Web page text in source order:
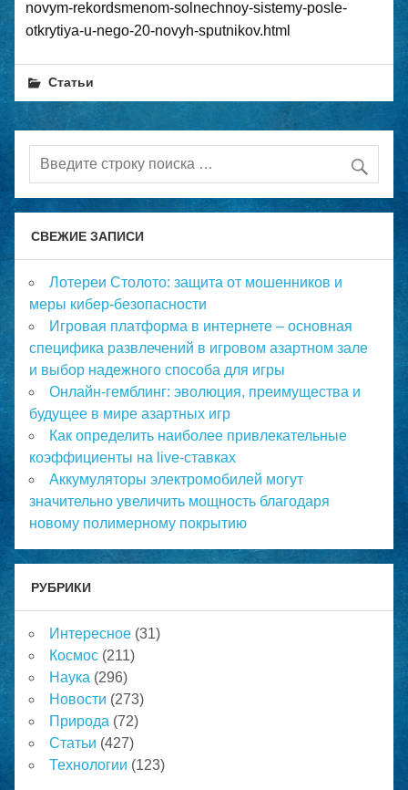
novym-rekordsmenom-solnechnoy-sistemy-posle-
otkrytiya-u-nego-20-novyh-sputnikov.html
Статьи
СВЕЖИЕ ЗАПИСИ
Лотереи Столото: защита от мошенников и
меры кибер-безопасности
Игровая платформа в интернете – основная
специфика развлечений в игровом азартном зале
и выбор надежного способа для игры
Онлайн-гемблинг: эволюция, преимущества и
будущее в мире азартных игр
Как определить наиболее привлекательные
коэффициенты на live-ставках
Аккумуляторы электромобилей могут
значительно увеличить мощность благодаря
новому полимерному покрытию
РУБРИКИ
Интересное (31)
Космос (211)
Наука (296)
Новости (273)
Природа (72)
Статьи (427)
Технологии (123)